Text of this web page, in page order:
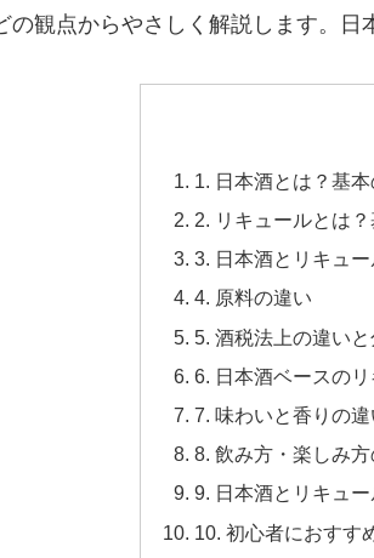
の観点からやさしく解説します。
1. 日本酒とは？基
2. リキュールとは
3. 日本酒とリキュ
4. 原料の違い
5. 酒税法上の違い
6. 日本酒ベースの
7. 味わいと香りの違
8. 飲み方・楽しみ
9. 日本酒とリキュ
10. 初心者におすす